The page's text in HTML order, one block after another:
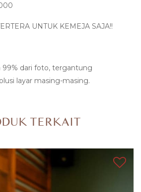
UNTUK KEMEJA SAJA!!
99% dari foto, tergantung
layar masing-masing.
TERKAIT